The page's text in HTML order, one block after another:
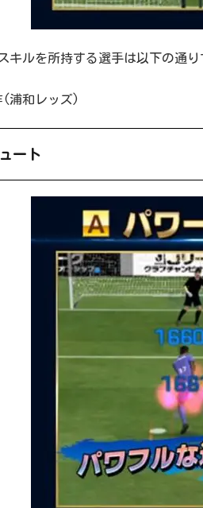
キルを所持する選手は以下の通り
浦和レッズ)
ート